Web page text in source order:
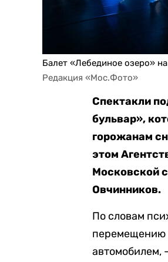
Балет «Лебединое озеро»
Редакция «Мос.Фото»
Спектакли
бульвар»,
горожанам
этом
Московской
Овчинников.
По словам
перемещению
автомобилем,